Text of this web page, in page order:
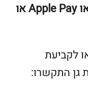
באפליקציה ביט של פועלים או פייפאל או Apple Pay או
לקביעת
גן התקשרו: